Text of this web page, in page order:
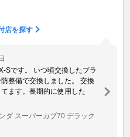
店を探す
Sです。 いつ頃交換したプラ
整備で交換しました。 交換
ます。長期的に使用した
ダ スーパーカブ70 デラック